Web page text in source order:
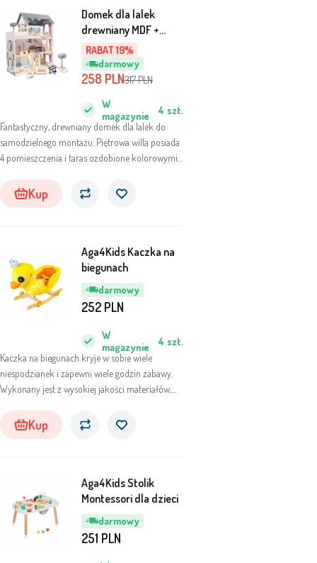
RABAT 19%
darmowy
Domek dla lalek
drewniany MDF +
mebelki 78cm czarny
LED
Fantastyczny, drewniany domek dla lalek do
samodzielnego montażu. Piętrowa willa posiada
4 pomieszczenia i taras ozdobione kolorowymi
dziecięcego. W zestawie: drewniane mebelki i
taśma LED. Wymiary: 78x62x27cm.
W
magazynie
4 szt.
258 PLN317PLN
Kup
darmowy
Aga4Kids Kaczka na
biegunach
Kaczka na biegunach kryje w sobie wiele
niespodzianek i zapewni wiele godzin zabawy.
Wykonany jest z wysokiej jakości materiałów,
mu jak najwięcej zabawy i komfortu.
W
magazynie
4 szt.
252 PLN
Kup
darmowy
Aga4Kids Stolik
Montessori dla dzieci
251 PLN